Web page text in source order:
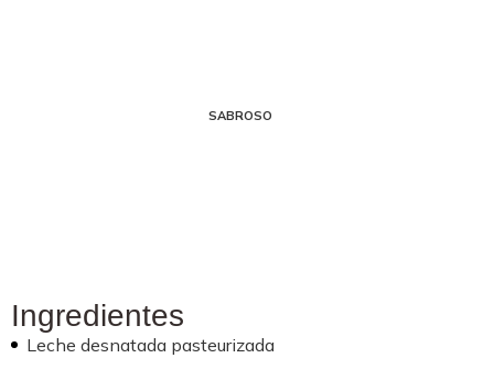
SABROSO
Ingredientes
Leche desnatada pasteurizada